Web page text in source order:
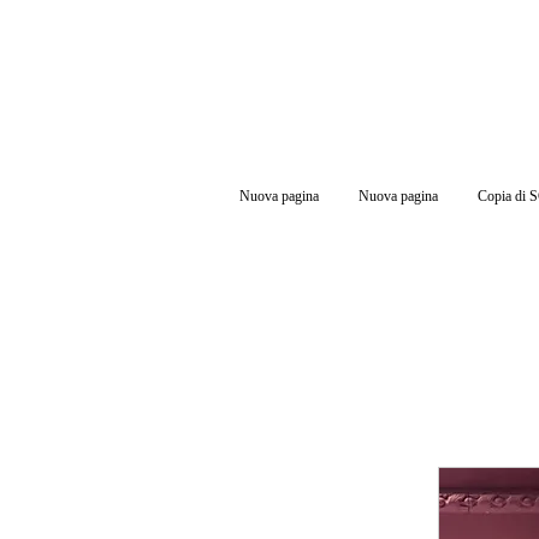
Nuova pagina Nuova pagina Copia di